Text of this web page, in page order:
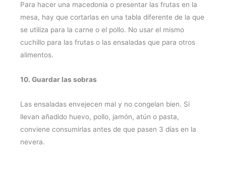
Para hacer una macedonia o presentar las frutas en la
mesa, hay que cortarlas en una tabla diferente de la que
se utiliza para la carne o el pollo. No usar el mismo
cuchillo para las frutas o las ensaladas que para otros
alimentos.
10. Guardar las sobras
Las ensaladas envejecen mal y no congelan bien. Si
llevan añadido huevo, pollo, jamón, atún o pasta,
conviene consumirlas antes de que pasen 3 días en la
nevera.